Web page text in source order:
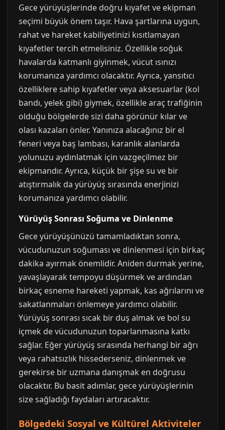
Gece yürüyüşlerinde doğru kıyafet ve ekipman
seçimi büyük önem taşır. Hava şartlarına uygun,
rahat ve hareket kabiliyetinizi kısıtlamayan
kıyafetler tercih etmelisiniz. Özellikle soğuk
havalarda katmanlı giyinmek, vücut ısınızı
korumanıza yardımcı olacaktır. Ayrıca, yansıtıcı
özelliklere sahip kıyafetler veya aksesuarlar (kol
bandı, yelek gibi) giymek, özellikle araç trafiğinin
olduğu bölgelerde sizi daha görünür kılar ve
olası kazaları önler. Yanınıza alacağınız bir el
feneri veya baş lambası, karanlık alanlarda
yolunuzu aydınlatmak için vazgeçilmez bir
ekipmandır. Ayrıca, küçük bir şişe su ve bir
atıştırmalık da yürüyüş sırasında enerjinizi
korumanıza yardımcı olabilir.
Yürüyüş Sonrası Soğuma ve Dinlenme
Gece yürüyüşünüzü tamamladıktan sonra,
vücudunuzun soğuması ve dinlenmesi için birkaç
dakika ayırmak önemlidir. Aniden durmak yerine,
yavaşlayarak tempoyu düşürmek ve ardından
birkaç esneme hareketi yapmak, kas ağrılarını ve
sakatlanmaları önlemeye yardımcı olabilir.
Yürüyüş sonrası sıcak bir duş almak ve bol su
içmek de vücudunuzun toparlanmasına katkı
sağlar. Eğer yürüyüş sırasında herhangi bir ağrı
veya rahatsızlık hissederseniz, dinlenmek ve
gerekirse bir uzmana danışmak en doğrusu
olacaktır. Bu basit adımlar, gece yürüyüşlerinin
size sağladığı faydaları artıracaktır.
Bölgedeki Sosyal ve Kültürel Aktiviteler